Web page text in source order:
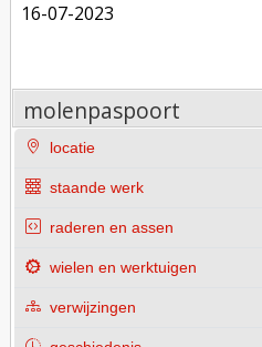
16-07-2023
molenpaspoort
locatie
staande werk
raderen en assen
wielen en werktuigen
verwijzingen